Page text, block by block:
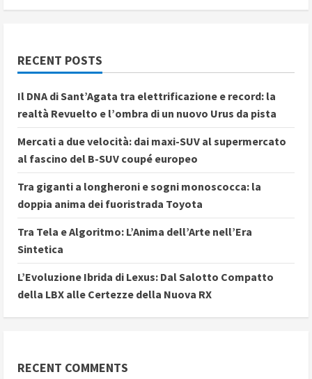
RECENT POSTS
Il DNA di Sant’Agata tra elettrificazione e record: la
realtà Revuelto e l’ombra di un nuovo Urus da pista
Mercati a due velocità: dai maxi-SUV al supermercato
al fascino del B-SUV coupé europeo
Tra giganti a longheroni e sogni monoscocca: la
doppia anima dei fuoristrada Toyota
Tra Tela e Algoritmo: L’Anima dell’Arte nell’Era
Sintetica
L’Evoluzione Ibrida di Lexus: Dal Salotto Compatto
della LBX alle Certezze della Nuova RX
RECENT COMMENTS